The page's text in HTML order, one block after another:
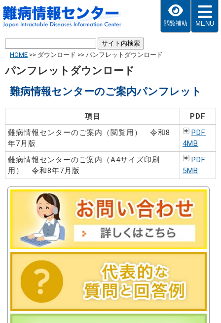
閲覧補助 MENU
HOME >> ダウンロード >> パンフレットダウンロード
パンフレットダウンロード
難病情報センターのご案内パンフレット
項目
PDF
難病情報センターのご案内（閲覧用） 令和8
年7月版
PDF
4MB
難病情報センターのご案内（A4サイズ印刷
用） 令和8年7月版
PDF
5MB